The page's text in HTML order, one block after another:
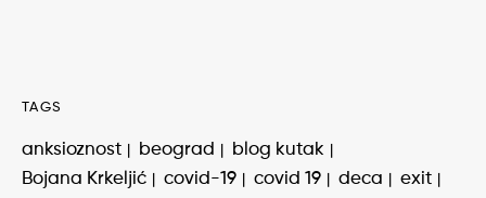
TAGS
anksioznost beograd
blog kutak
Bojana Krkeljić
covid-19 covid 19 deca
exit